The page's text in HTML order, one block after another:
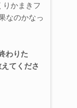
かまきフ
なのかなっ
わりた
てくださ